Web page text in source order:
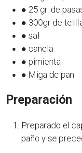
● 25 gr. de
● 300gr de
● sal
● canela
● pimienta
● Miga de pan
Preparación
Preparado el
paño y se